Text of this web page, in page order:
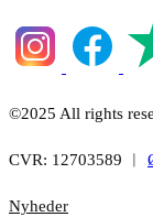
©2025 All rights
CVR: 12703589 ︱
Nyheder